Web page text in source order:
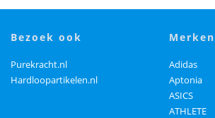
bezoek ook
Purekracht.nl
Hardloopartikelen.nl
merken
Adidas
Aptonia
ASICS
ATHLETE